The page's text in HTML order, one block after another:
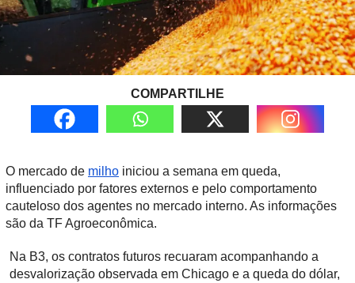
COMPARTILHE
O mercado de milho iniciou a semana em queda,
influenciado por fatores externos e pelo comportamento
cauteloso dos agentes no mercado interno. As informações
são da TF Agroeconômica.
Na B3, os contratos futuros recuaram acompanhando a
desvalorização observada em Chicago e a queda do dólar,